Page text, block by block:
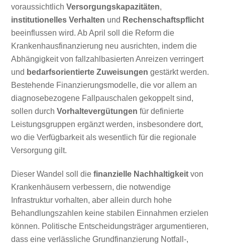
voraussichtlichVersorgungskapazitäten,
institutionelles Verhalten und Rechenschaftspflicht
beeinflussen wird. Ab April soll die Reform die
Krankenhausfinanzierung neu ausrichten, indem die
Abhängigkeit von fallzahlbasierten Anreizen verringert
und bedarfsorientierte Zuweisungen gestärkt werden.
Bestehende Finanzierungsmodelle, die vor allem an
diagnosebezogene Fallpauschalen gekoppelt sind,
sollen durchVorhaltevergütungen für definierte
Leistungsgruppen ergänzt werden, insbesondere dort,
wo die Verfügbarkeit als wesentlich für die regionale
Versorgung gilt.
Dieser Wandel soll diefinanzielle Nachhaltigkeit von
Krankenhäusern verbessern, die notwendige
Infrastruktur vorhalten, aber allein durch hohe
Behandlungszahlen keine stabilen Einnahmen erzielen
können. Politische Entscheidungsträger argumentieren,
dass eine verlässliche Grundfinanzierung Notfall-,